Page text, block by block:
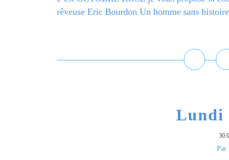
rêveuse Eric Bourdon Un homme sans
Lundi
Par